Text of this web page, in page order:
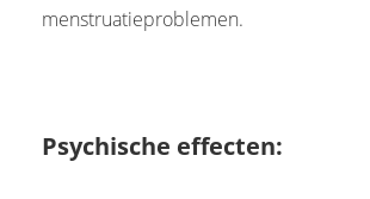
menstruatieproblemen.
Psychische effecten: